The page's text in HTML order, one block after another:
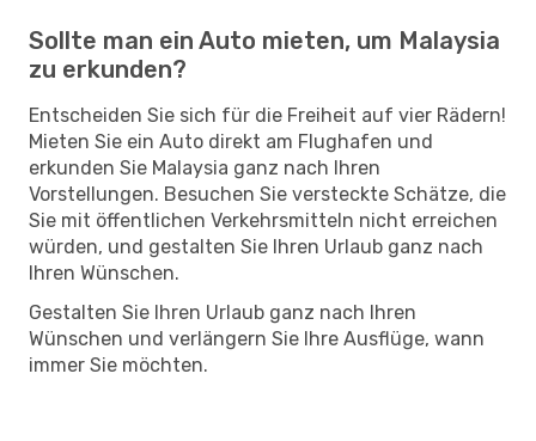
Sollte man ein Auto mieten, um Malaysia
zu erkunden?
Entscheiden Sie sich für die Freiheit auf vier Rädern!
Mieten Sie ein Auto direkt am Flughafen und
erkunden Sie Malaysia ganz nach Ihren
Vorstellungen. Besuchen Sie versteckte Schätze, die
Sie mit öffentlichen Verkehrsmitteln nicht erreichen
würden, und gestalten Sie Ihren Urlaub ganz nach
Ihren Wünschen.
Gestalten Sie Ihren Urlaub ganz nach Ihren
Wünschen und verlängern Sie Ihre Ausflüge, wann
immer Sie möchten.